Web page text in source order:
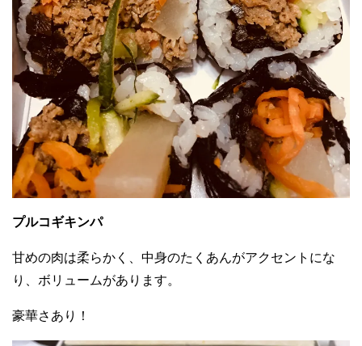
プルコギキンパ
甘めの肉は柔らかく、中身のたくあんがアクセントにな
り、ボリュームがあります。
豪華さあり！